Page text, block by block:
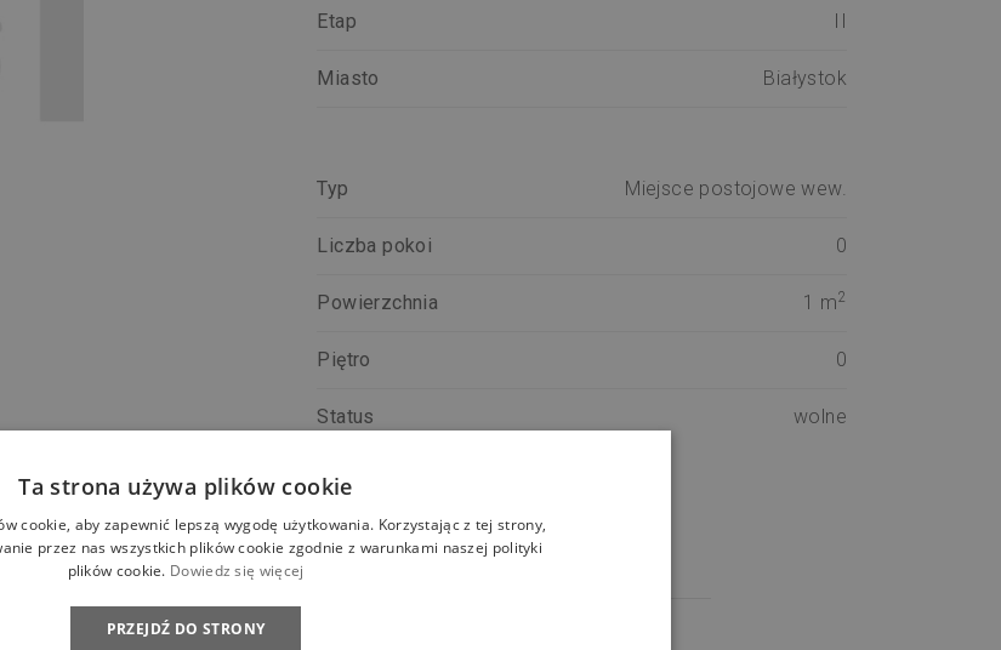
Etap
Miasto Białystok
Typ Miejsce postojowe wew.
Liczba pokoi 0
Powierzchnia 1 m2
Piętro 0
Status wolne
POZNAĆ SZCZEGÓŁY LOKALU
Proszę o kontakt.
Osiedle:
Ta strona używa plików cookie
cookie, aby zapewnić lepszą wygodę użytkowania. Korzystając z tej strony,
przez nas wszystkich plików cookie zgodnie z warunkami naszej polityki
plików cookie. Dowiedz się więcej
PRZEJDŹ DO STRONY